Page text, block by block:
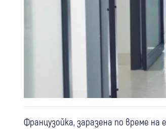
Французойка, заразена по време